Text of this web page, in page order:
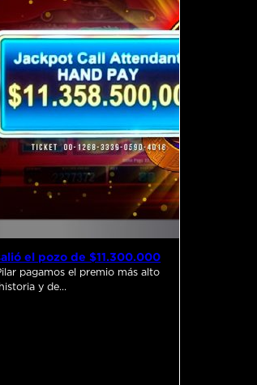
el pozo de $11.300.000
pagamos el premio más alto
y de…